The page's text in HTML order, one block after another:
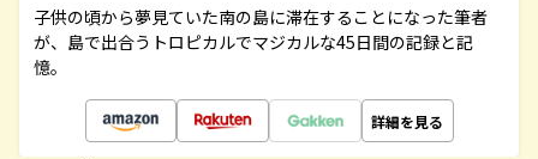
子供の頃から夢見ていた南の島に滞在することになった筆者
が、島で出合うトロピカルでマジカルな45日間の記録と記
憶。
詳細を見る